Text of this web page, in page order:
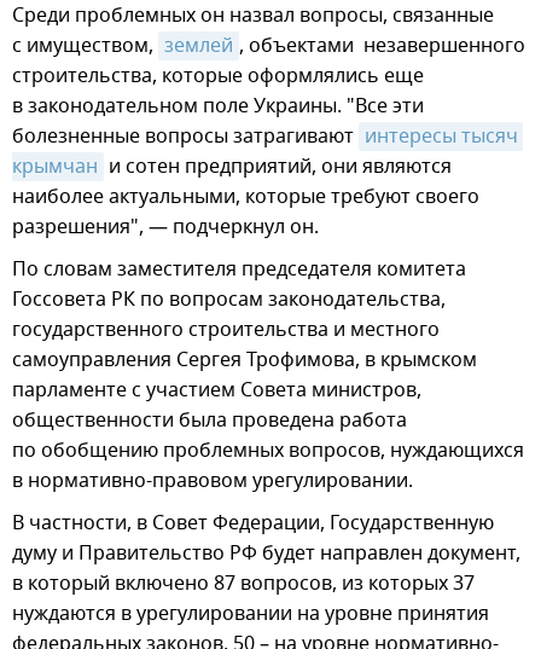
Среди проблемных он назвал вопросы, связанные
с имуществом, землей , объектами незавершенного
строительства, которые оформлялись еще
в законодательном поле Украины. "Все эти
болезненные вопросы затрагивают интересы тысяч
крымчан и сотен предприятий, они являются
наиболее актуальными, которые требуют своего
разрешения", — подчеркнул он.
По словам заместителя председателя комитета
Госсовета РК по вопросам законодательства,
государственного строительства и местного
самоуправления Сергея Трофимова, в крымском
парламенте с участием Совета министров,
общественности была проведена работа
по обобщению проблемных вопросов, нуждающихся
в нормативно-правовом урегулировании.
В частности, в Совет Федерации, Государственную
думу и Правительство РФ будет направлен документ,
в который включено 87 вопросов, из которых 37
нуждаются в урегулировании на уровне принятия